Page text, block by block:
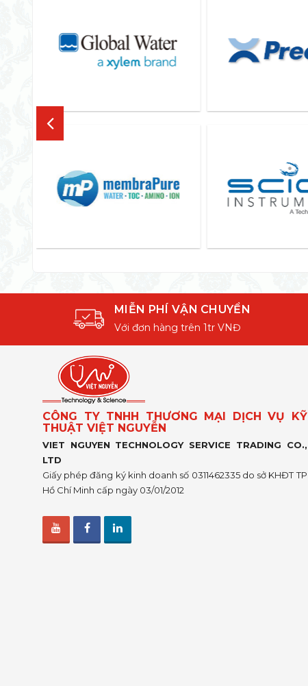
MIỄN PHÍ VẬN CHUYỂN
Với đơn hàng trên 1tr VNĐ
CÔNG TY TNHH THƯƠNG MẠI DỊCH VỤ KỸ
THUẬT VIỆT NGUYỄN
VIET NGUYEN TECHNOLOGY SERVICE TRADING CO.,
LTD
Giấy phép đăng ký kinh doanh số 0311462335 do sở KHĐT TP
Hồ Chí Minh cấp ngày 03/01/2012